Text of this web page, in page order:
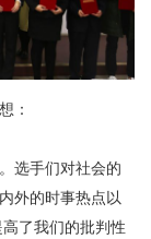
：
选手们对社会的
外的时事热点以
了我们的批判性